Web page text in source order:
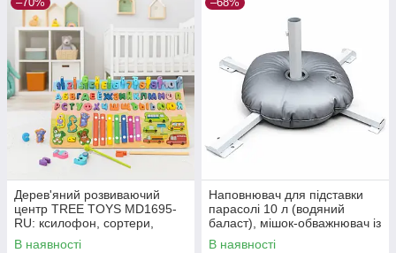
Дерев'яний розвиваючий
центр TREE TOYS MD1695-
RU: ксилофон, сортери,
рибальство, 10 рибок
В наявності
Наповнювач для підставки
парасолі 10 л (водяний
баласт), мішок-обважнювач із
клапаном
В наявності